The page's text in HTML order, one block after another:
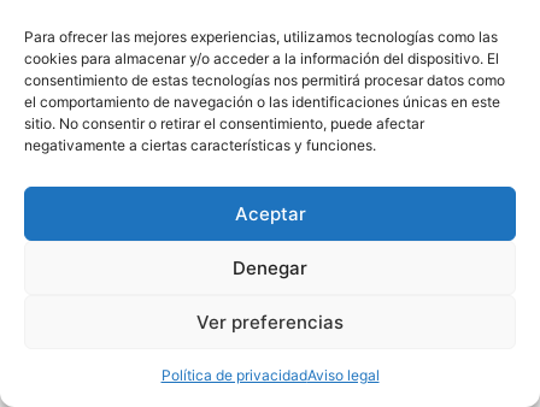
Para ofrecer las mejores experiencias, utilizamos tecnologías como las
cookies para almacenar y/o acceder a la información del dispositivo. El
consentimiento de estas tecnologías nos permitirá procesar datos como
el comportamiento de navegación o las identificaciones únicas en este
sitio. No consentir o retirar el consentimiento, puede afectar
negativamente a ciertas características y funciones.
Aceptar
Denegar
Ver preferencias
Política de privacidadAviso legal
Contacto
Nosotros
Aviso legal
Copyright © 2026 Escuela de Comunicación